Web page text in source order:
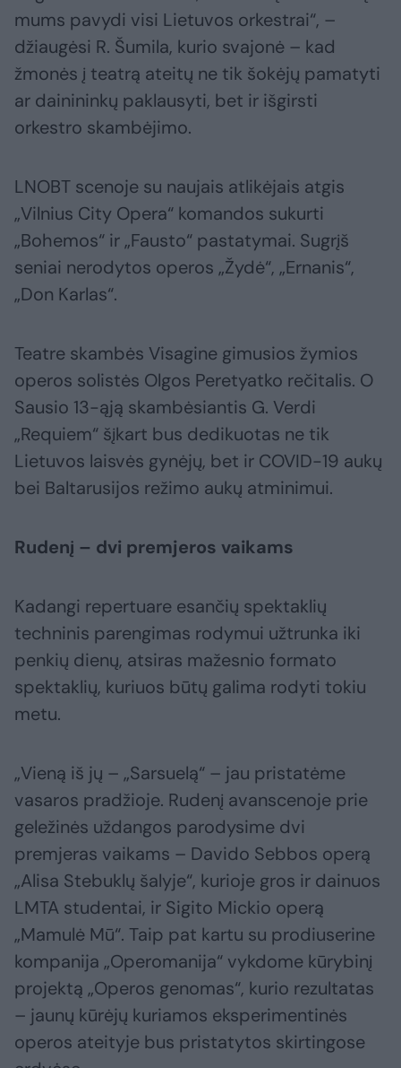
mums pavydi visi Lietuvos orkestrai“, –
džiaugėsi R. Šumila, kurio svajonė – kad
žmonės į teatrą ateitų ne tik šokėjų pamatyti
ar dainininkų paklausyti, bet ir išgirsti
orkestro skambėjimo.
LNOBT scenoje su naujais atlikėjais atgis
„Vilnius City Opera“ komandos sukurti
„Bohemos“ ir „Fausto“ pastatymai. Sugrįš
seniai nerodytos operos „Žydė“, „Ernanis“,
„Don Karlas“.
Teatre skambės Visagine gimusios žymios
operos solistės Olgos Peretyatko rečitalis. O
Sausio 13-ąją skambėsiantis G. Verdi
„Requiem“ šįkart bus dedikuotas ne tik
Lietuvos laisvės gynėjų, bet ir COVID-19 aukų
bei Baltarusijos režimo aukų atminimui.
Rudenį – dvi premjeros vaikams
Kadangi repertuare esančių spektaklių
techninis parengimas rodymui užtrunka iki
penkių dienų, atsiras mažesnio formato
spektaklių, kuriuos būtų galima rodyti tokiu
metu.
„Vieną iš jų – „Sarsuelą“ – jau pristatėme
vasaros pradžioje. Rudenį avanscenoje prie
geležinės uždangos parodysime dvi
premjeras vaikams – Davido Sebbos operą
„Alisa Stebuklų šalyje“, kurioje gros ir dainuos
LMTA studentai, ir Sigito Mickio operą
„Mamulė Mū“. Taip pat kartu su prodiuserine
kompanija „Operomanija“ vykdome kūrybinį
projektą „Operos genomas“, kurio rezultatas
– jaunų kūrėjų kuriamos eksperimentinės
operos ateityje bus pristatytos skirtingose